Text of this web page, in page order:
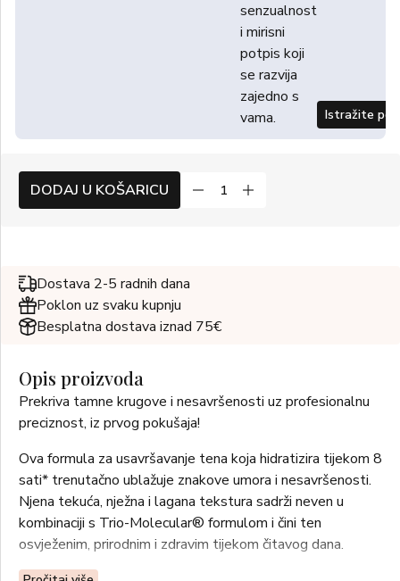
senzualnost
i mirisni
potpis koji
se razvija
zajedno s
vama.
Istražite
DODAJ U KOŠARICU
Dostava 2-5 radnih dana
Poklon uz svaku kupnju
Besplatna dostava iznad 75€
Opis proizvoda
Prekriva tamne krugove i nesavršenosti uz profesionalnu
preciznost, iz prvog pokušaja!
Ova formula za usavršavanje tena koja hidratizira tijekom 8
sati* trenutačno ublažuje znakove umora i nesavršenosti.
Njena tekuća, nježna i lagana tekstura sadrži neven u
kombinaciji s Trio-Molecular® formulom i čini ten
osvježenim, prirodnim i zdravim tijekom čitavog dana.